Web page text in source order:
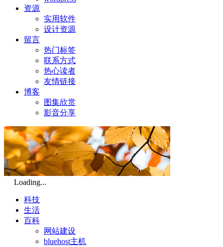
资源
实用软件
设计资源
留言
热门标签
联系方式
热心读者
友情链接
博客
图集欣赏
影音分享
Loading...
科技
生活
百科
网站建设
bluehost主机